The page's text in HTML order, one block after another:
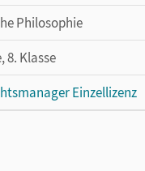
Philosophie
8. Klasse
Einzellizenz
einzelnen